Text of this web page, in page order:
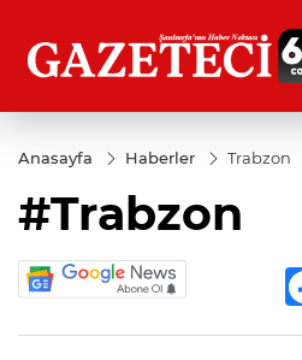
Anasayfa Haberler Trabzon
#Trabzon